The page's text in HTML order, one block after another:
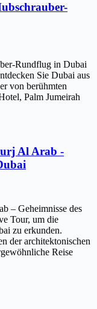
Rundflug in Dubai
Sie Dubai aus
von berühmten
Palm Jumeirah
Al Arab -
– Geheimnisse des
Tour, um die
zu erkunden.
der architektonischen
Reise